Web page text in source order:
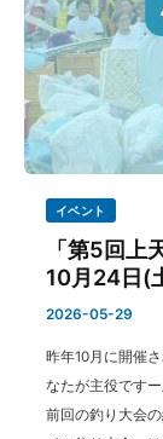
イベント
「第5回上
10月24日(
2026-05-29
昨年10月に開催
なたが主役です
前回の釣り大会